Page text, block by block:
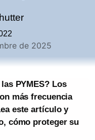
de 2025
PYMES? Los
más frecuencia
este artículo y
cómo proteger su